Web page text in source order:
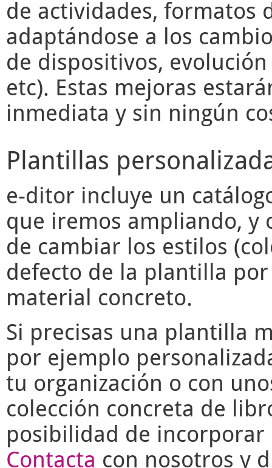
de actividades, formatos
adaptándose a los
de dispositivos,
etc). Estas mejoras
inmediata y sin ningún
Plantillas
e-ditor incluye un
que iremos ampliando, y
de cambiar los estilos
defecto de la plantilla
material concreto.
Si precisas una plantilla
por ejemplo
tu organización o con
colección concreta de
posibilidad de
Contacta con nosotros y